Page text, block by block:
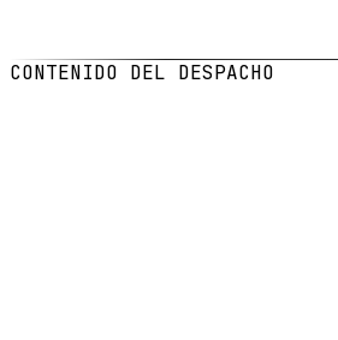
CONTENIDO DEL DESPACHO